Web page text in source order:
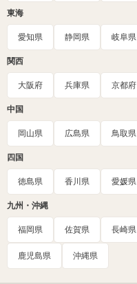
東海
愛知県 静岡県 岐阜県
関西
大阪府 兵庫県 京都府
中国
岡山県 広島県 鳥取県
四国
徳島県 香川県 愛媛県
九州・沖縄
福岡県 佐賀県 長崎県
鹿児島県 沖縄県